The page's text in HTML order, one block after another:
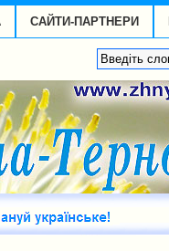
САЙТИ-ПАРТНЕРИ